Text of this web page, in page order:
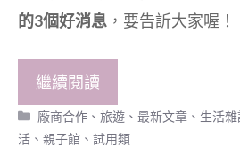
的3個好消息 ，要告訢大家喔！
繼續閱讀
分
類
廠商合作 、旅遊 、最新文章 、 生活雜
活 、 親子館 、 試用類